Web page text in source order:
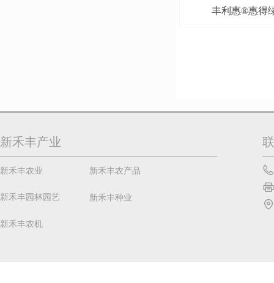
丰利惠®惠得
新禾丰产业
新禾丰农业
新禾丰园林园艺
新禾丰农机
新禾丰农产品
新禾丰种业